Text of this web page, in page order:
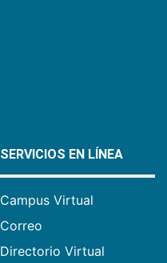
SERVICIOS EN LÍNEA
Campus Virtual
Correo
Directorio Virtual